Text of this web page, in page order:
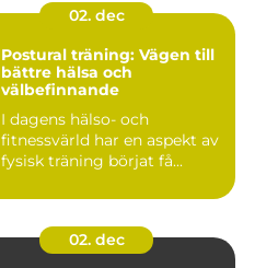
02. dec
Postural träning: Vägen till
bättre hälsa och
välbefinnande
I dagens hälso- och
fitnessvärld har en aspekt av
fysisk träning börjat få...
02. dec